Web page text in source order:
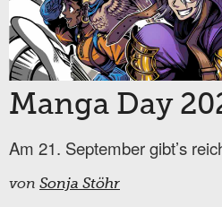
Manga Day
Am 21. September gibt’s
von Sonja Stöhr